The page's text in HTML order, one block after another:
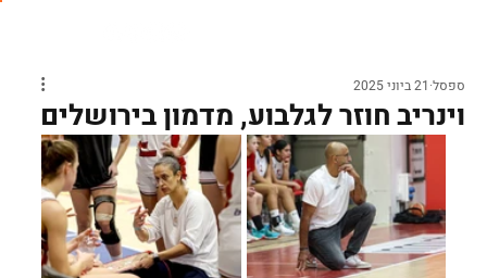
וינריב חוזר לגלבוע, מדמון בירושלים
ספסל 21 ביוני 2025